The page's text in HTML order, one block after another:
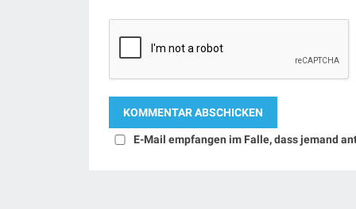
E-Mail empfangen im Falle, dass jemand